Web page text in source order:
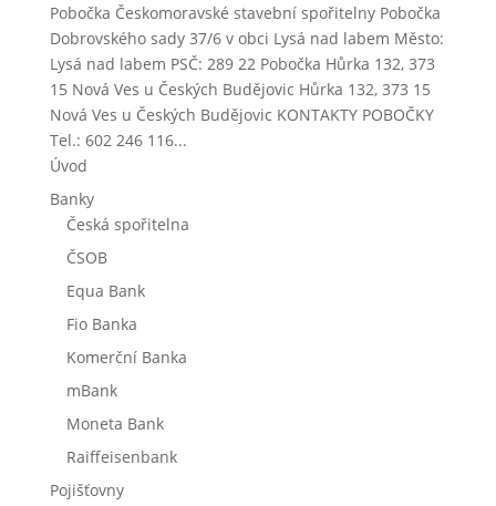
Pobočka Českomoravské stavební spořitelny Pobočka
Dobrovského sady 37/6 v obci Lysá nad labem Město:
Lysá nad labem PSČ: 289 22 Pobočka Hůrka 132, 373
15 Nová Ves u Českých Budějovic Hůrka 132, 373 15
Nová Ves u Českých Budějovic KONTAKTY POBOČKY
Tel.: 602 246 116...
Úvod
Banky
Česká spořitelna
ČSOB
Equa Bank
Fio Banka
Komerční Banka
mBank
Moneta Bank
Raiffeisenbank
Pojišťovny